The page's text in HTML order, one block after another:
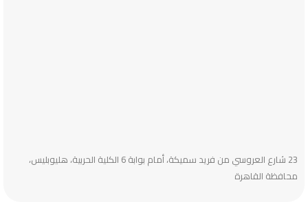
23 شارع العروسي من فريد سميكة، أمام بوابة 6 الكلية الحربية، هليوبليس،
محافظة القاهرة